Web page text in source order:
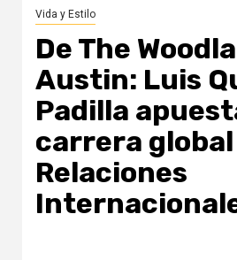
Vida y Estilo
De The
Austin: Luis
Padilla
carrera global
Relaciones